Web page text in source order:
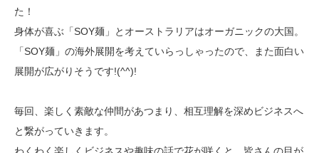
た！
身体が喜ぶ「SOY麺」とオーストラリアはオーガニックの大国。
「SOY麺」の海外展開を考えていらっしゃったので、また面白い
展開が広がりそうです!(^^)!
毎回、楽しく素敵な仲間があつまり、相互理解を深めビジネスへ
と繋がっていきます。
わくわく楽しくビジネスや趣味の話で花が咲くと、皆さんの目が